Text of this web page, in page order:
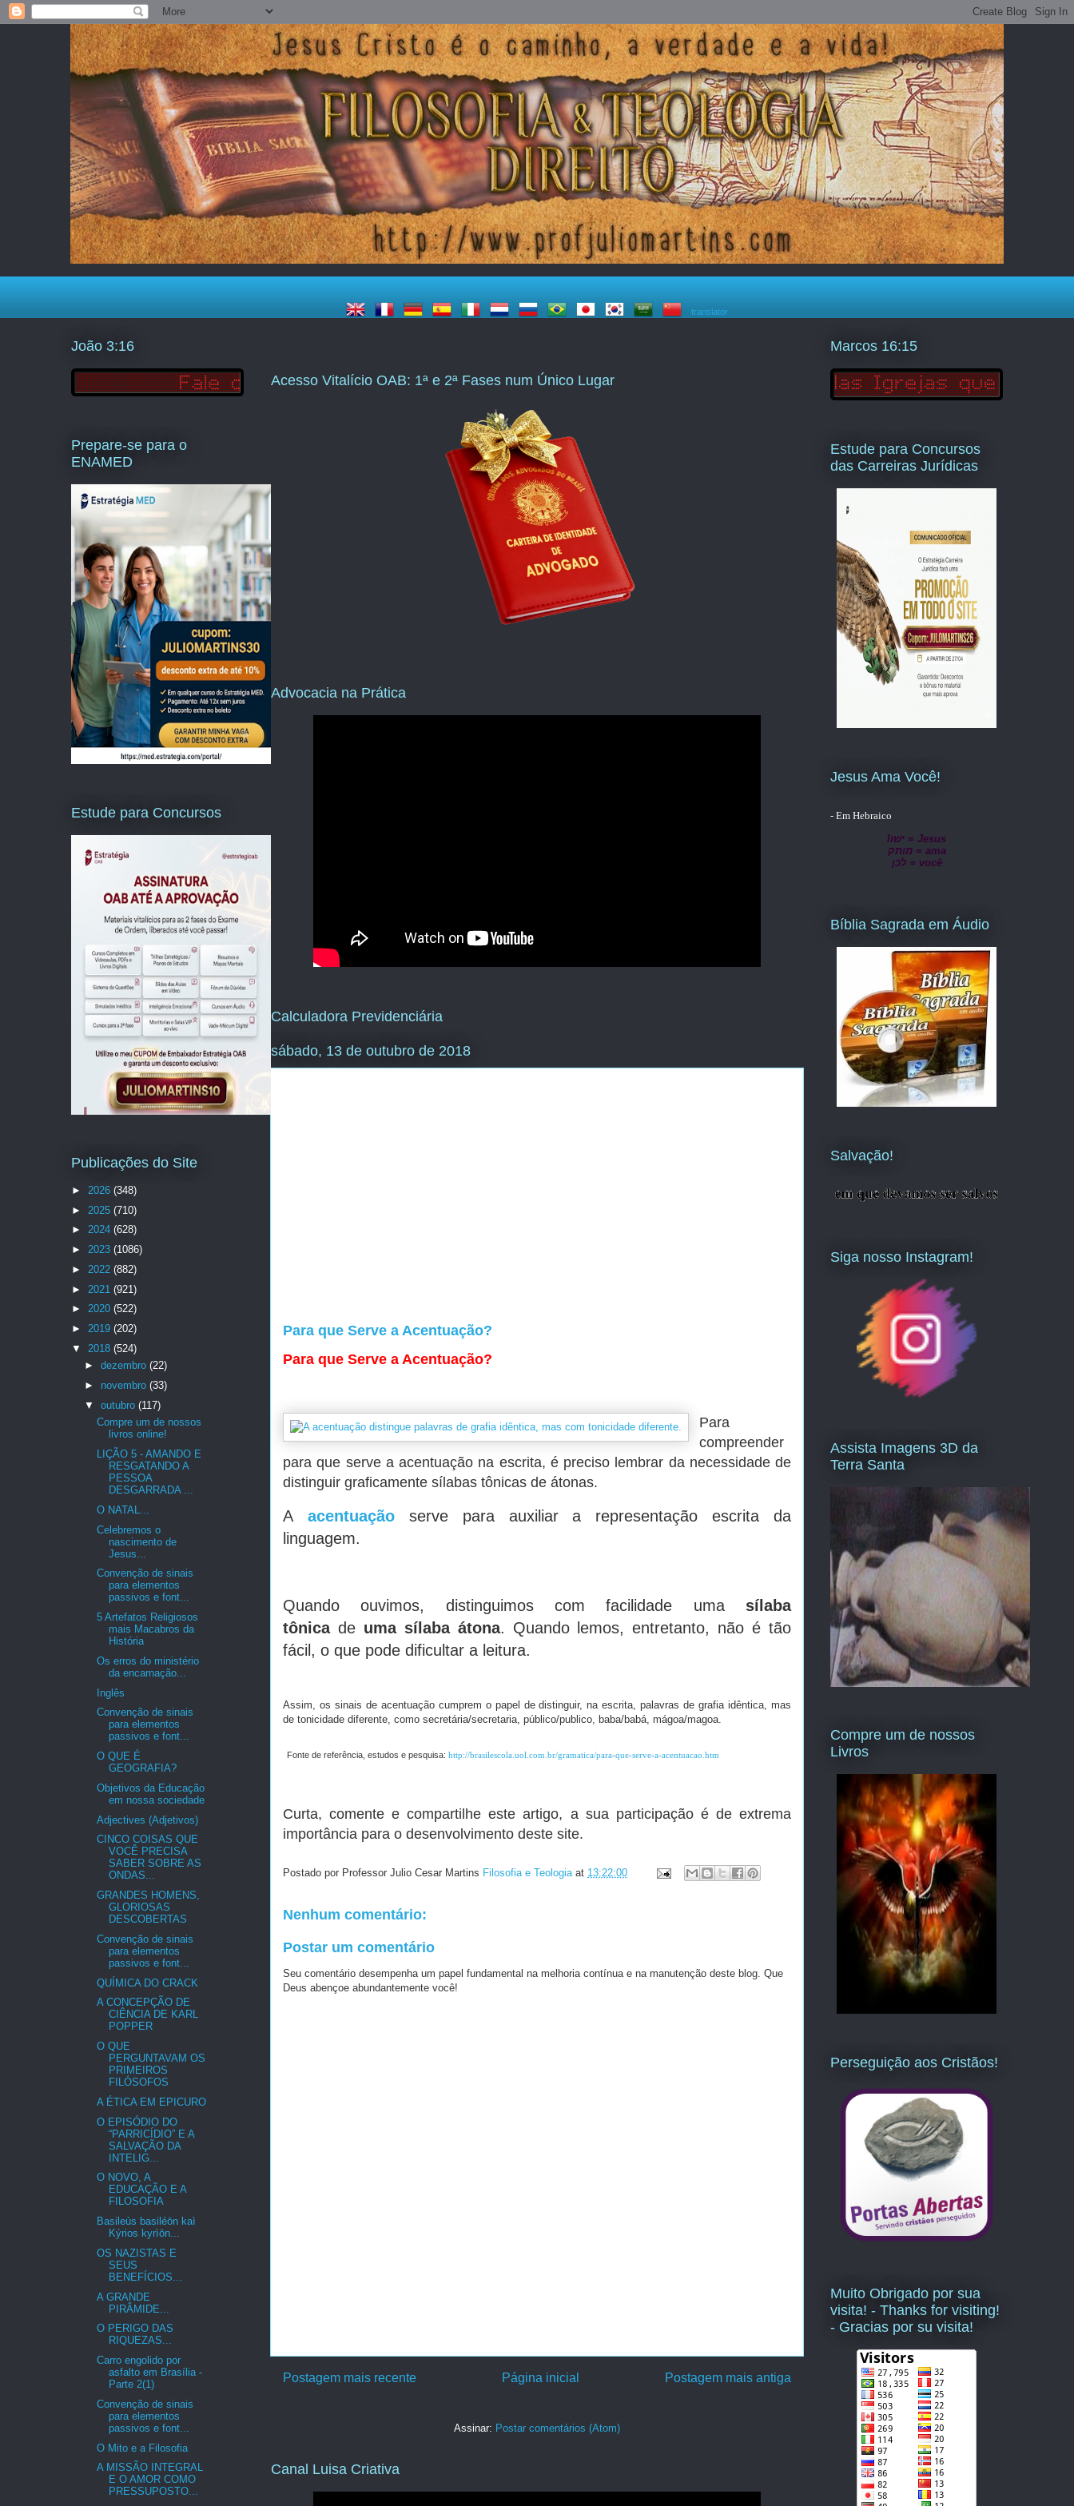
translator
Acesso Vitalício OAB: 1ª e 2ª Fases num Único Lugar
Advocacia na Prática
Calculadora Previdenciária
sábado, 13 de outubro de 2018
Para que Serve a Acentuação?
Para que Serve a Acentuação?
Para
compreender
para que serve a acentuação na escrita, é preciso lembrar da necessidade de
distinguir graficamente sílabas tônicas de átonas.
A acentuaçãoserve para auxiliar a representação escrita da
linguagem.
Quando ouvimos, distinguimos com facilidade uma sílaba
tônicade uma sílaba átona. Quando lemos, entretanto, não é tão
fácil, o que pode dificultar a leitura.
Assim, os sinais de acentuação cumprem o papel de distinguir, na escrita, palavras de grafia idêntica, mas
de tonicidade diferente, como secretária/secretaria, público/publico, baba/babá, mágoa/magoa.
Fonte de referência, estudos e pesquisa: http://brasilescola.uol.com.br/gramatica/para-que-serve-a-acentuacao.htm
Curta, comente e compartilhe este artigo, a sua participação é de extrema
importância para o desenvolvimento deste site.
Postado por Professor Julio Cesar Martins Filosofia e Teologia at 13:22:00
Nenhum comentário:
Postar um comentário
Seu comentário desempenha um papel fundamental na melhoria contínua e na manutenção deste blog. Que
Deus abençoe abundantemente você!
Postagem mais recente Postagem mais antiga
Página inicial
Assinar: Postar comentários (Atom)
Canal Luisa Criativa
João 3:16
Prepare-se para o
ENAMED
Estude para Concursos
Publicações do Site
► 2026 (348)
► 2025 (710)
► 2024 (628)
► 2023 (1086)
► 2022 (882)
► 2021 (921)
► 2020 (522)
► 2019 (202)
▼ 2018 (524)
► dezembro (22)
► novembro (33)
▼ outubro (117)
Compre um de nossos
livros online!
LIÇÃO 5 - AMANDO E
RESGATANDO A
PESSOA
DESGARRADA ...
O NATAL...
Celebremos o
nascimento de
Jesus...
Convenção de sinais
para elementos
passivos e font...
5 Artefatos Religiosos
mais Macabros da
História
Os erros do ministério
da encarnação...
Inglês
Convenção de sinais
para elementos
passivos e font...
O QUE É
GEOGRAFIA?
Objetivos da Educação
em nossa sociedade
Adjectives (Adjetivos)
CINCO COISAS QUE
VOCÊ PRECISA
SABER SOBRE AS
ONDAS...
GRANDES HOMENS,
GLORIOSAS
DESCOBERTAS
Convenção de sinais
para elementos
passivos e font...
QUÍMICA DO CRACK
A CONCEPÇÃO DE
CIÊNCIA DE KARL
POPPER
O QUE
PERGUNTAVAM OS
PRIMEIROS
FILÓSOFOS
A ÉTICA EM EPICURO
O EPISÓDIO DO
“PARRICÍDIO” E A
SALVAÇÃO DA
INTELIG...
O NOVO, A
EDUCAÇÃO E A
FILOSOFIA
Basileùs basiléōn kaì
Kýrios kyrìōn...
OS NAZISTAS E
SEUS
BENEFÍCIOS...
A GRANDE
PIRÂMIDE...
O PERIGO DAS
RIQUEZAS...
Carro engolido por
asfalto em Brasília -
Parte 2(1)
Convenção de sinais
para elementos
passivos e font...
O Mito e a Filosofia
A MISSÃO INTEGRAL
E O AMOR COMO
PRESSUPOSTO...
Marcos 16:15
Estude para Concursos
das Carreiras Jurídicas
Jesus Ama Você!
- Em Hebraico
lישו = Jesus
מותק = ama
לכן = você
Bíblia Sagrada em Áudio
Salvação!
Siga nosso Instagram!
Assista Imagens 3D da
Terra Santa
Compre um de nossos
Livros
Perseguição aos Cristãos!
Muito Obrigado por sua
visita! - Thanks for visiting!
- Gracias por su visita!